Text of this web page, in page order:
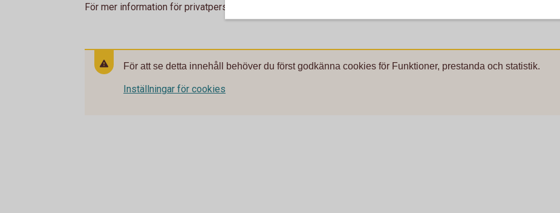
För mer information för privatpersoner kan du läsa mer på
För att se detta innehåll behöver du först godkänna cookies för Funktioner, prestanda och statistik.
Inställningar för cookies